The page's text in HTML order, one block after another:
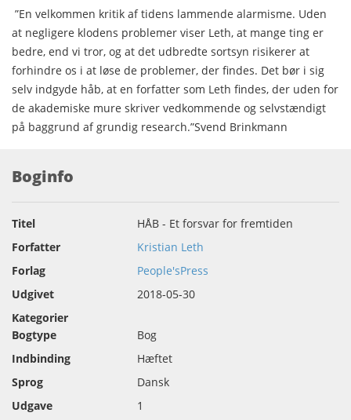
”En velkommen kritik af tidens lammende alarmisme. Uden
at negligere klodens problemer viser Leth, at mange ting er
bedre, end vi tror, og at det udbredte sortsyn risikerer at
forhindre os i at løse de problemer, der findes. Det bør i sig
selv indgyde håb, at en forfatter som Leth findes, der uden for
de akademiske mure skriver vedkommende og selvstændigt
på baggrund af grundig research.”Svend Brinkmann
Boginfo
Titel
HÅB - Et forsvar for fremtiden
Forfatter
Kristian Leth
Forlag
People'sPress
Udgivet
2018-05-30
Kategorier
Bogtype
Bog
Indbinding
Hæftet
Sprog
Dansk
Udgave
1